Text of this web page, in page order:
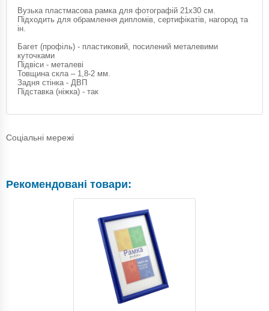
Вузька пластмасова рамка для фотографій 21х30 см.
Підходить для обрамлення дипломів, сертифікатів, нагород та
ін.
Багет (профіль) - пластиковий, посилений металевими
куточками
Підвіси - металеві
Товщина скла – 1,8-2 мм.
Задня стінка - ДВП
Підставка (ніжка) - так
Соціальні мережі
Рекомендовані товари: